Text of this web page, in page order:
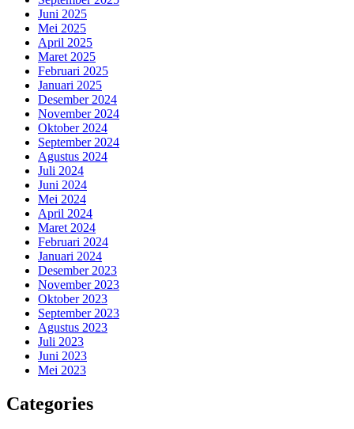
Juni 2025
Mei 2025
April 2025
Maret 2025
Februari 2025
Januari 2025
Desember 2024
November 2024
Oktober 2024
September 2024
Agustus 2024
Juli 2024
Juni 2024
Mei 2024
April 2024
Maret 2024
Februari 2024
Januari 2024
Desember 2023
November 2023
Oktober 2023
September 2023
Agustus 2023
Juli 2023
Juni 2023
Mei 2023
Categories